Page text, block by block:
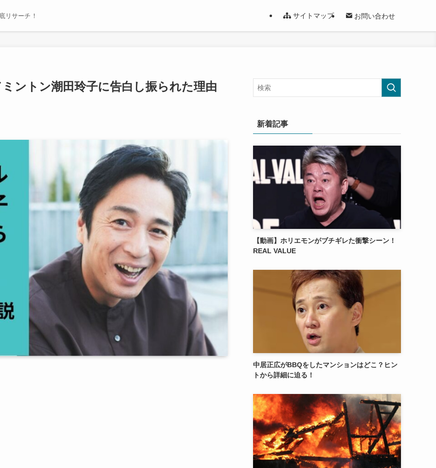
リサーチ！ サイトマップ お問い合わせ
ントン潮田玲子に告白し振られた理由
新着記事
【動画】ホリエモンがブチギレた衝撃シーン！
REAL VALUE
中居正広がBBQをしたマンションはどこ？ヒン
トから詳細に迫る！